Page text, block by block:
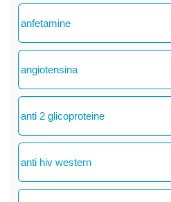
anfetamine
angiotensina
anti 2 glicoproteine
anti hiv western